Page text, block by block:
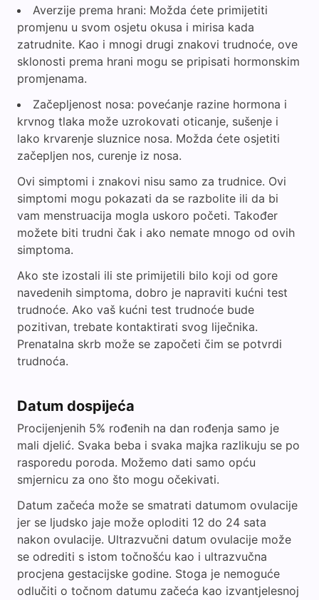
Averzije prema hrani: Možda ćete primijetiti
promjenu u svom osjetu okusa i mirisa kada
zatrudnite. Kao i mnogi drugi znakovi trudnoće, ove
sklonosti prema hrani mogu se pripisati hormonskim
promjenama.
Začepljenost nosa: povećanje razine hormona i
krvnog tlaka može uzrokovati oticanje, sušenje i
lako krvarenje sluznice nosa. Možda ćete osjetiti
začepljen nos, curenje iz nosa.
Ovi simptomi i znakovi nisu samo za trudnice. Ovi
simptomi mogu pokazati da se razbolite ili da bi
vam menstruacija mogla uskoro početi. Također
možete biti trudni čak i ako nemate mnogo od ovih
simptoma.
Ako ste izostali ili ste primijetili bilo koji od gore
navedenih simptoma, dobro je napraviti kućni test
trudnoće. Ako vaš kućni test trudnoće bude
pozitivan, trebate kontaktirati svog liječnika.
Prenatalna skrb može se započeti čim se potvrdi
trudnoća.
Datum dospijeća
Procijenjenih 5% rođenih na dan rođenja samo je
mali djelić. Svaka beba i svaka majka razlikuju se po
rasporedu poroda. Možemo dati samo opću
smjernicu za ono što mogu očekivati.
Datum začeća može se smatrati datumom ovulacije
jer se ljudsko jaje može oploditi 12 do 24 sata
nakon ovulacije. Ultrazvučni datum ovulacije može
se odrediti s istom točnošću kao i ultrazvučna
procjena gestacijske godine. Stoga je nemoguće
odlučiti o točnom datumu začeća kao izvantjelesnoj